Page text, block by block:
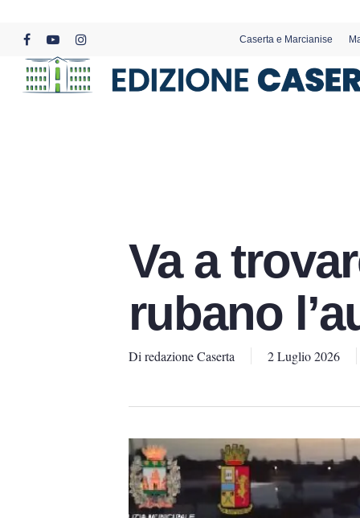
content
facebookyoutubeinstagram
Caserta e Marcianise
Va a
rubano
Di redazione Caserta 2 Luglio 2026